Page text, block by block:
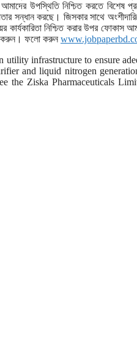
উপস্থিতি নিশ্চিত করতে বিশেষ
সন্ধান করছে। জিসকার সাথে
নিশ্চিত করার উপর ফোকাস
করুন। ফলো করুন
infrastructure to ensure
and liquid nitrogen
the Ziska Pharmaceuticals